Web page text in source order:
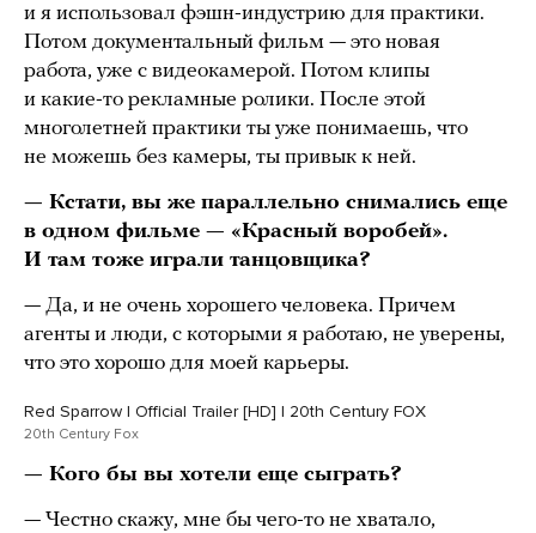
и я использовал фэшн-индустрию для практики.
Потом документальный фильм — это новая
работа, уже с видеокамерой. Потом клипы
и какие-то рекламные ролики. После этой
многолетней практики ты уже понимаешь, что
не можешь без камеры, ты привык к ней.
— Кстати, вы же параллельно снимались еще
в одном фильме — «Красный воробей».
И там тоже играли танцовщика?
— Да, и не очень хорошего человека. Причем
агенты и люди, с которыми я работаю, не уверены,
что это хорошо для моей карьеры.
Red Sparrow | Official Trailer [HD] | 20th Century FOX
20th Century Fox
— Кого бы вы хотели еще сыграть?
— Честно скажу, мне бы чего-то не хватало,